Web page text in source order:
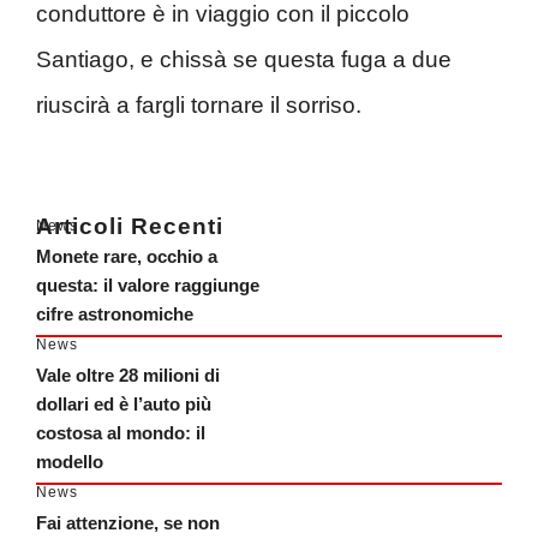
conduttore è in viaggio con il piccolo
Santiago, e chissà se questa fuga a due
riuscirà a fargli tornare il sorriso.
Articoli Recenti
News
Monete rare, occhio a
questa: il valore raggiunge
cifre astronomiche
News
Vale oltre 28 milioni di
dollari ed è l’auto più
costosa al mondo: il
modello
News
Fai attenzione, se non